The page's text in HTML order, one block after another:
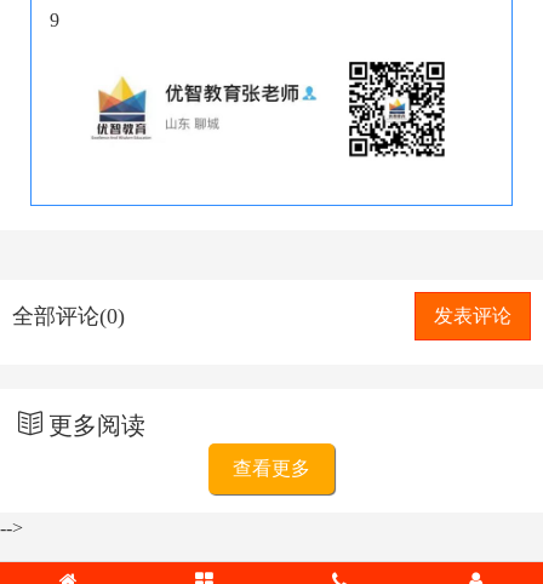
9
全部评论(0) 发表评论
更多阅读
查看更多
-->